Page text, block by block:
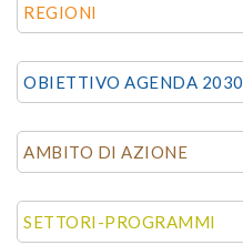
REGIONI
OBIETTIVO AGENDA 2030
AMBITO DI AZIONE
SETTORI-PROGRAMMI